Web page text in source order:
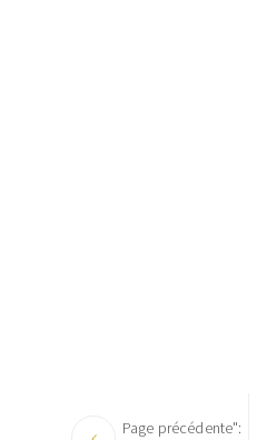
Page précédente":